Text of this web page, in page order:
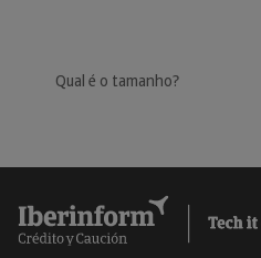
Qual é o tamanho?